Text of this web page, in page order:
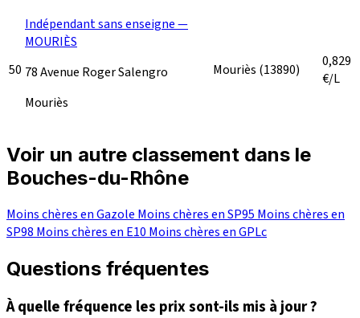
50
Indépendant sans enseigne —
MOURIÈS
78 Avenue Roger Salengro
Mouriès
Mouriès (13890)
0,829
€/L
Voir un autre classement dans le
Bouches-du-Rhône
Moins chères en Gazole Moins chères en SP95 Moins chères en
SP98 Moins chères en E10 Moins chères en GPLc
Questions fréquentes
À quelle fréquence les prix sont-ils mis à jour ?